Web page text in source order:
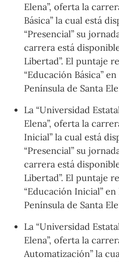
Elena”, oferta la
Básica” la cual está
“Presencial” su
carrera está
Libertad”. El puntaje
“Educación Básica”
Península de Santa
La “Universidad
Elena”, oferta la
Inicial” la cual está
“Presencial” su
carrera está
Libertad”. El puntaje
“Educación Inicial”
Península de Santa
La “Universidad
Elena”, oferta la
Automatización” la